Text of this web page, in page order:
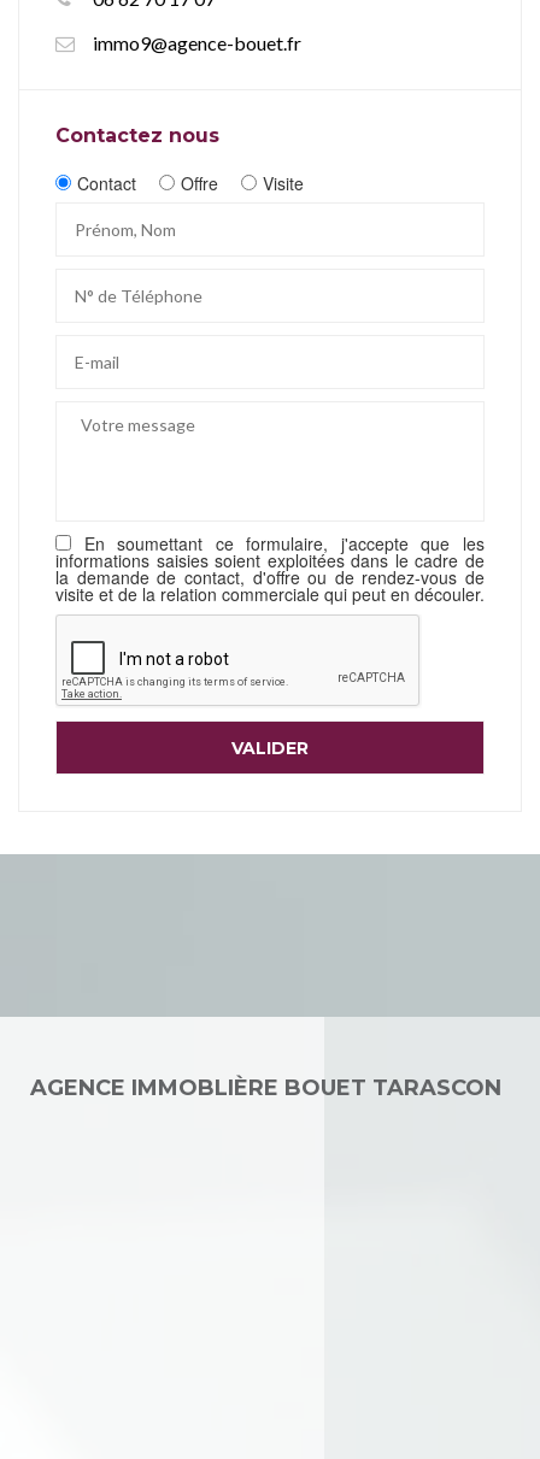
immo9@agence-bouet.fr
Contactez nous
Contact Offre Visite
En soumettant ce formulaire, j'accepte que les
informations saisies soient exploitées dans le cadre de
la demande de contact, d'offre ou de rendez-vous de
visite et de la relation commerciale qui peut en découler.
AGENCE IMMOBLIÈRE BOUET TARASCON